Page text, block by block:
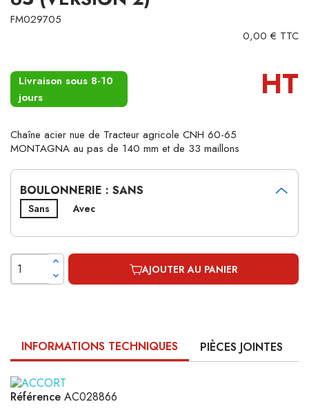
FM029705
0,00 € TTC
Livraison sous 8-10
jours
HT
Chaîne acier nue de Tracteur agricole CNH 60-65
MONTAGNA au pas de 140 mm et de 33 maillons
BOULONNERIE : SANS
Sans Avec
AJOUTER AU PANIER
INFORMATIONS TECHNIQUES PIÈCES JOINTES
Référence AC028866